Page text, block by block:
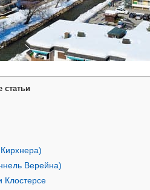
статьи
Верейна)
Клостерсе